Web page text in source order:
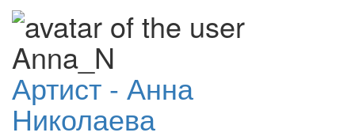
Артист - Анна
Николаева